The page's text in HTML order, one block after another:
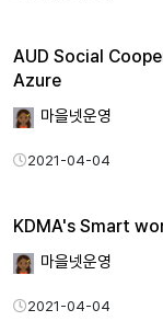
AUD Social
Azure
마을넷운영
2021-04-04
KDMA's Smart
마을넷운영
2021-04-04